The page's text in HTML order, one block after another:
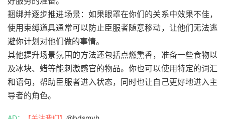
捆绑并逐步推进场景：如果眼罩在你们的关系中效果不佳，
使用束缚道具通常可以防止臣服者随意移动，让他们无法逃
避你计划对他们做的事情。
其他提升场景氛围的方法还包括点燃熏香，准备一些食物以
及冰块、蜡等能刺激感官的物品。你也可以使用特定的词汇
和语句，帮助臣服者进入状态，同时也让自己更好地进入主
导者的角色。